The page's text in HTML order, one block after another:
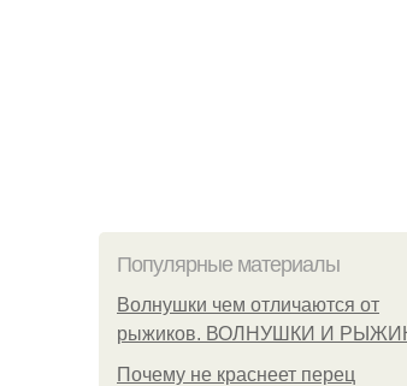
Популярные материалы
Волнушки чем отличаются от
рыжиков. ВОЛНУШКИ И
Почему не краснеет перец